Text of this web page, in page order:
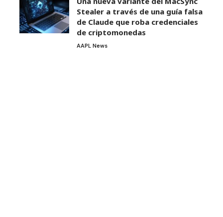
Stealer a través de una guía falsa
de Claude que roba credenciales
de criptomonedas
AAPL News